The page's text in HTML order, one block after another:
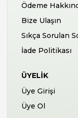
Ödeme
Bize Ulaşın
Sıkça Sorulan
İade Politikası
ÜYELIK
Üye Girişi
Üye Ol